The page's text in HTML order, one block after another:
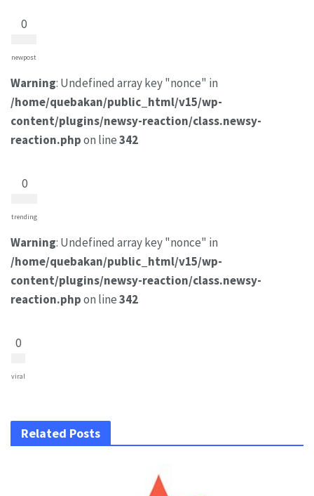
0
newpost
Warning: Undefined array key "nonce" in
/home/quebakan/public_html/v15/wp-
content/plugins/newsy-reaction/class.newsy-
reaction.phpon line342
0
trending
Warning: Undefined array key "nonce" in
/home/quebakan/public_html/v15/wp-
content/plugins/newsy-reaction/class.newsy-
reaction.phpon line342
0
viral
Related Posts